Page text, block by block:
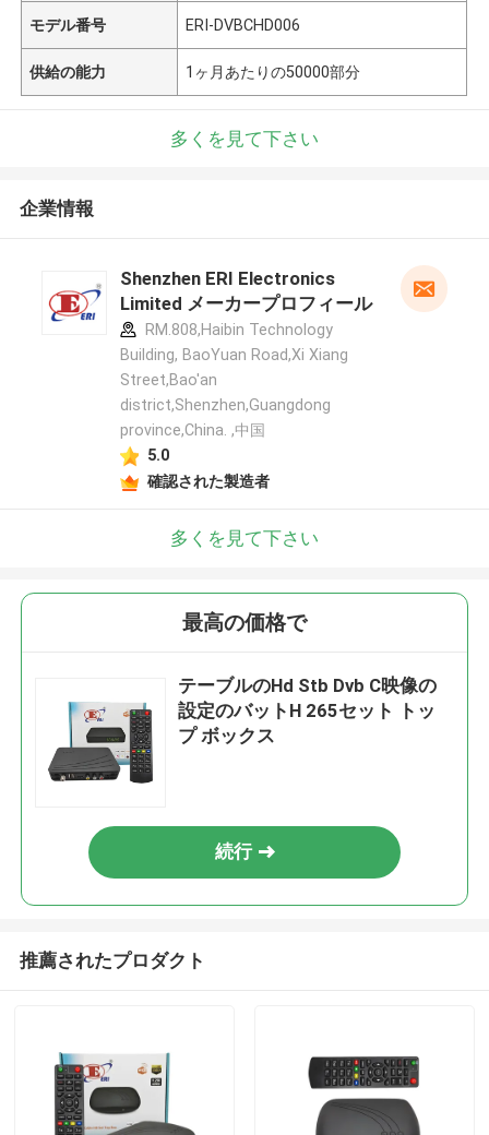
モデル番号 ERI-DVBCHD006
供給の能力 1ヶ月あたりの50000部分
多くを見て下さい
企業情報
Shenzhen ERI Electronics
Limited メーカープロフィール
RM.808,Haibin Technology
Building, BaoYuan Road,Xi Xiang
Street,Bao'an
district,Shenzhen,Guangdong
province,China. ,中国
5.0
確認された製造者
多くを見て下さい
最高の価格で
テーブルのHd Stb Dvb C映像の
設定のバットH 265セット トッ
プ ボックス
続行
推薦されたプロダクト